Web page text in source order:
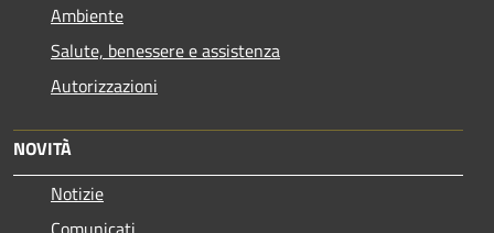
Ambiente
Salute, benessere e assistenza
Autorizzazioni
NOVITÀ
Notizie